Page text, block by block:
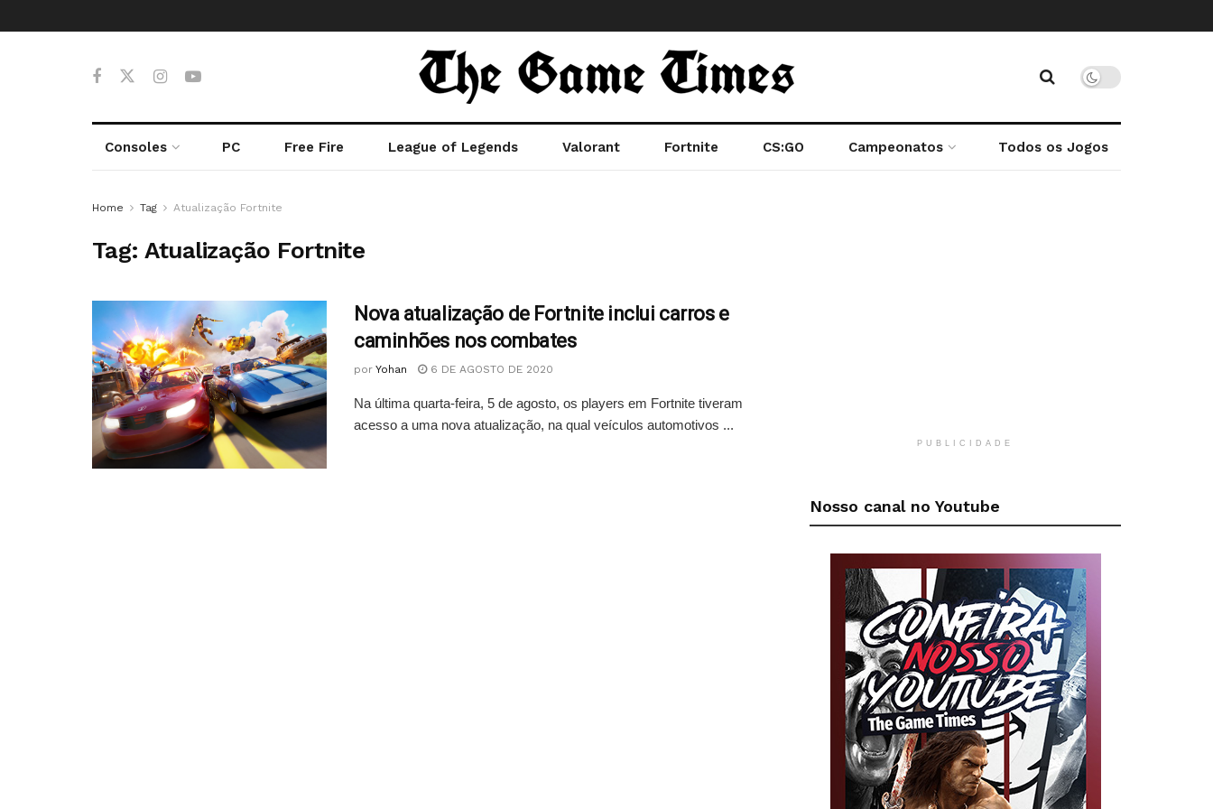
Consoles PC Free Fire League of Legends Valorant Fortnite CS:GO Campeonatos Todos os Jogos
Home Tag Atualização Fortnite
Tag:Atualização Fortnite
Nova atualização de Fortnite inclui carros e
caminhões nos combates
por Yohan 6 DE AGOSTO DE 2020
Na última quarta-feira, 5 de agosto, os players em Fortnite tiveram
acesso a uma nova atualização, na qual veículos automotivos ...
PUBLICIDADE
Nosso canal no Youtube